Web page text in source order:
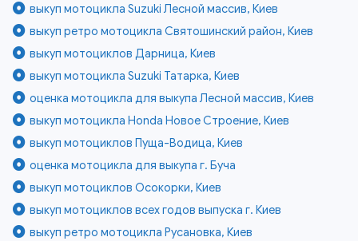
выкуп мотоцикла Suzuki Лесной массив, Киев
выкуп ретро мотоцикла Святошинский район, Киев
выкуп мотоциклов Дарница, Киев
выкуп мотоцикла Suzuki Татарка, Киев
оценка мотоцикла для выкупа Лесной массив, Киев
выкуп мотоцикла Honda Новое Строение, Киев
выкуп мотоциклов Пуща-Водица, Киев
оценка мотоцикла для выкупа г. Буча
выкуп мотоциклов Осокорки, Киев
выкуп мотоциклов всех годов выпуска г. Киев
выкуп ретро мотоцикла Русановка, Киев